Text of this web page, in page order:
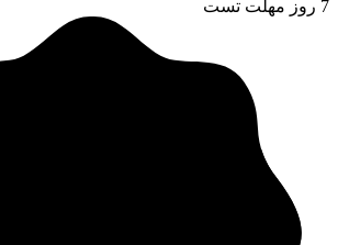
7 روز مهلت تست